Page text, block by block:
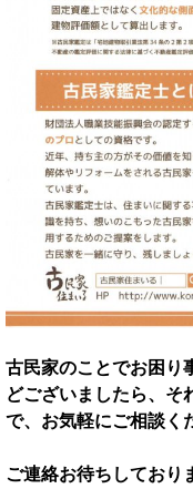
古民家のことでお困り
どございましたら、 そ
で、お気軽にご相談く
ご連絡お待ちしており